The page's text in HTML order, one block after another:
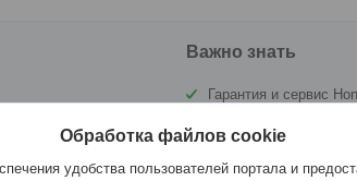
Важно знать
Гарантия и сервис
маломерным судам
Обработка файлов cookie
удобства пользователей портала и